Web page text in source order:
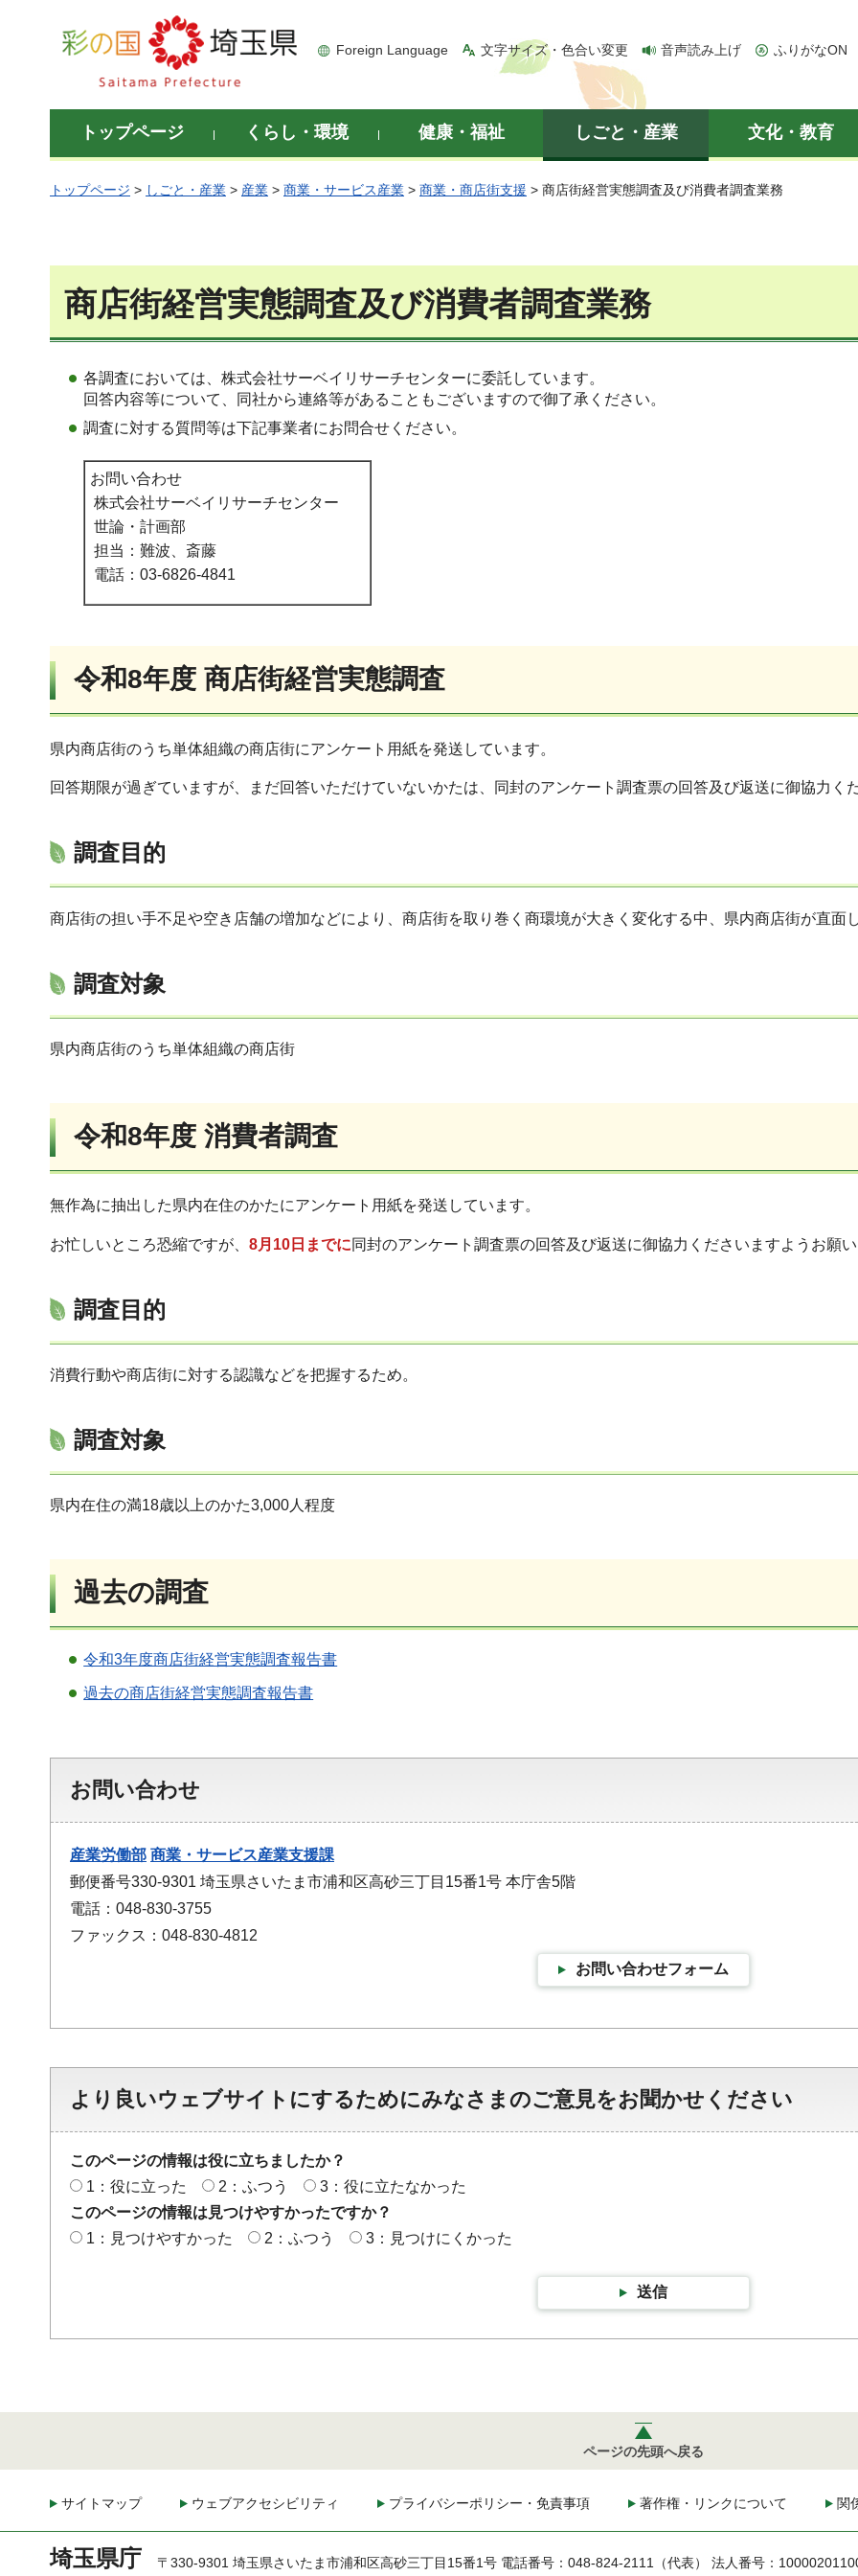
彩の国 埼玉県
Foreign Language 文字サイズ・色合い変更 音声読み上げ ふりがなON
トップページ くらし・環境 健康・福祉 しごと・産業 文化・教育
トップページ > しごと・産業 > 産業 > 商業・サービス産業 > 商業・商店街支援 > 商店街経営実態調査及び消費者調査業務
商店街経営実態調査及び消費者調査業務
各調査においては、株式会社サーベイリサーチセンターに委託しています。
回答内容等について、同社から連絡等があることもございますので御了承ください。
調査に対する質問等は下記事業者にお問合せください。
お問い合わせ
株式会社サーベイリサーチセンター
世論・計画部
担当：難波、斎藤
電話：03-6826-4841
令和8年度 商店街経営実態調査
県内商店街のうち単体組織の商店街にアンケート用紙を発送しています。
回答期限が過ぎていますが、まだ回答いただけていないかたは、同封のアンケート調査票の回答及び返送に御協力く
調査目的
商店街の担い手不足や空き店舗の増加などにより、商店街を取り巻く商環境が大きく変化する中、県内商店街が直面
調査対象
県内商店街のうち単体組織の商店街
令和8年度 消費者調査
無作為に抽出した県内在住のかたにアンケート用紙を発送しています。
お忙しいところ恐縮ですが、 8月10日までに同封のアンケート調査票の回答及び返送に御協力くださいますようお願い
調査目的
消費行動や商店街に対する認識などを把握するため。
調査対象
県内在住の満18歳以上のかた3,000人程度
過去の調査
令和3年度商店街経営実態調査報告書
過去の商店街経営実態調査報告書
お問い合わせ
産業労働部 商業・サービス産業支援課
郵便番号330-9301 埼玉県さいたま市浦和区高砂三丁目15番1号 本庁舎5階
電話：048-830-3755
ファックス：048-830-4812
お問い合わせフォーム
より良いウェブサイトにするためにみなさまのご意見をお聞かせください
このページの情報は役に立ちましたか？
1：役に立った
2：ふつう
3：役に立たなかった
このページの情報は見つけやすかったですか？
1：見つけやすかった
2：ふつう 3：見つけにくかった
送信
ページの先頭へ戻る
サイトマップ ウェブアクセシビリティ プライバシーポリシー・免責事項 著作権・リンクについて 関
埼玉県庁 〒330-9301 埼玉県さいたま市浦和区高砂三丁目15番1号 電話番号：048-824-2111（代表） 法人番号：